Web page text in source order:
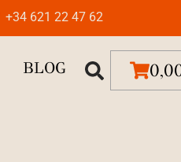
+34 621 22 47 62
BLOG